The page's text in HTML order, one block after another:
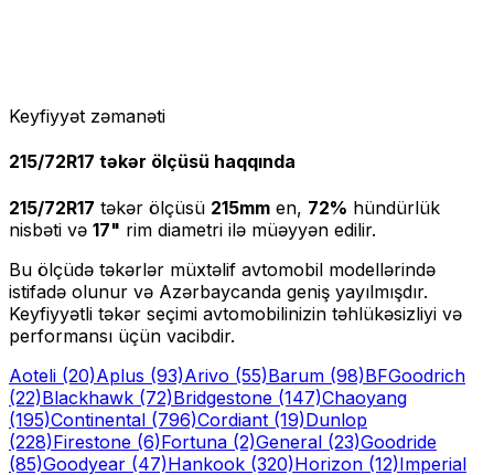
Keyfiyyət zəmanəti
215/72R17 təkər ölçüsü haqqında
215/72R17 təkər ölçüsü 215mm en, 72% hündürlük
nisbəti və 17" rim diametri ilə müəyyən edilir.
Bu ölçüdə təkərlər müxtəlif avtomobil modellərində
istifadə olunur və Azərbaycanda geniş yayılmışdır.
Keyfiyyətli təkər seçimi avtomobilinizin təhlükəsizliyi və
performansı üçün vacibdir.
Aoteli (20)Aplus (93)Arivo (55)Barum (98)BFGoodrich
(22)Blackhawk (72)Bridgestone (147)Chaoyang
(195)Continental (796)Cordiant (19)Dunlop
(228)Firestone (6)Fortuna (2)General (23)Goodride
(85)Goodyear (47)Hankook (320)Horizon (12)Imperial